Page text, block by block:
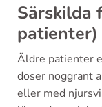
Särskilda
patienter)
Äldre patienter
doser noggrant
eller med